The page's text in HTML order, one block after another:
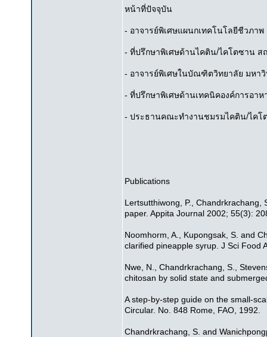
หน้าที่ปัจจุบัน
- อาจารย์พิเศษแผนกเทคโนโลยีชีวภาพ
- ที่ปรึกษาพิเศษด้านไคติน/ไคโตซาน
- อาจารย์พิเศษในบัณฑิตวิทยาลัย มหา
- ที่ปรึกษาพิเศษด้านเทคนิคองค์การอา
- ประธานคณะทำงานชมรมไคติน/ไคโ
Publications
Lertsutthiwong, P., Chandrkrachang,
paper. Appita Journal 2002; 55(3):
Noomhorm, A., Kupongsak, S. and
clarified pineapple syrup. J Sci Food
Nwe, N., Chandrkrachang, S.,
chitosan by solid state and
A step-by-step guide on the small-
Circular. No. 848 Rome, FAO, 1992.
Chandrkrachang, S. and